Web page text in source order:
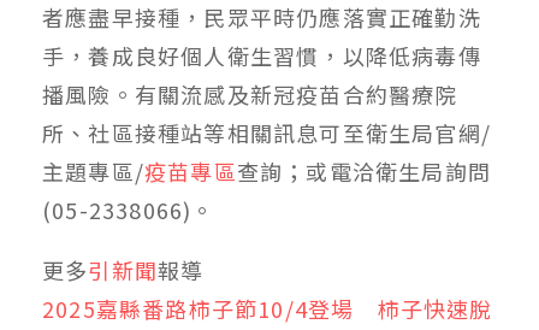
者應盡早接種，民眾平時仍應落實正確勤洗
手，養成良好個人衛生習慣，以降低病毒傳
播風險。有關流感及新冠疫苗合約醫療院
所、社區接種站等相關訊息可至衛生局官網/
主題專區/疫苗專區查詢；或電洽衛生局詢問
(05-2338066)。
更多引新聞報導
2025嘉縣番路柿子節10/4登場 柿子快速脫